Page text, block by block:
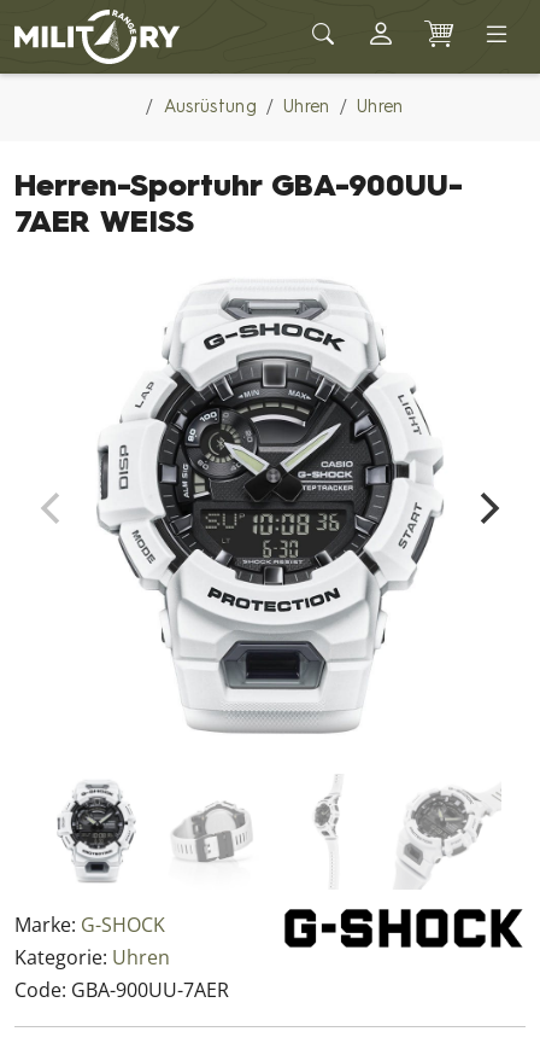
Army shop MILITARY RANGE
Ausrüstung Uhren Uhren
Herren-Sportuhr GBA-900UU-
7AER WEISS
Marke: G-SHOCK
Kategorie: Uhren
Code: GBA-900UU-7AER